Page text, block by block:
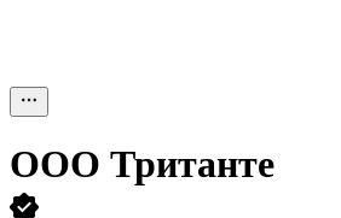
ООО Тританте